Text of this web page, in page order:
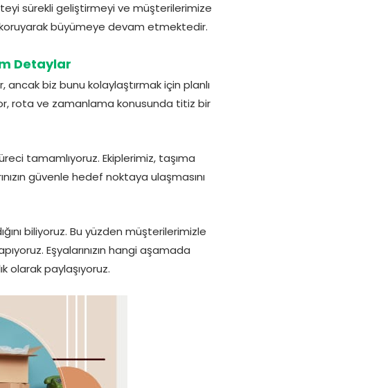
sürekli geliştirmeyi ve müşterilerimize
büyümeye devam etmektedir.
Detaylar
ancak biz bunu kolaylaştırmak için planlı
rota ve zamanlama konusunda titiz bir
tamamlıyoruz. Ekiplerimiz, taşıma
güvenle hedef noktaya ulaşmasını
biliyoruz. Bu yüzden müşterilerimizle
Eşyalarınızın hangi aşamada
olarak paylaşıyoruz.